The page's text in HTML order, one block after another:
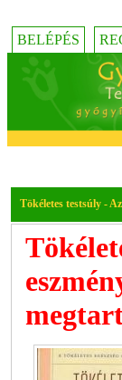
BELÉPÉS
Tökéletes testsúly -